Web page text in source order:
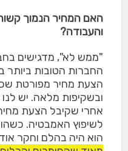
האם המחיר הנמוך
והעבודה?
"ממש לא", מדגישים
החברות הטובות ביותר
הצעת מחיר מפורטת
ובשקיפות מלאה. יש
לשיפוץ האמבטיה.
הוא היה בהלם וחקר